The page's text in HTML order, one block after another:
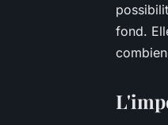
fond.